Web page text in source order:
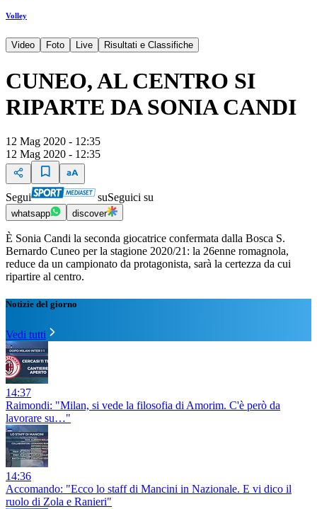
Volley
Video Foto Live Risultati e Classifiche
CUNEO, AL CENTRO SI
RIPARTE DA SONIA CANDI
12 Mag 2020 - 12:35
12 Mag 2020 - 12:35
Segui suSeguici su
whatsapp discover
È Sonia Candi la seconda giocatrice confermata dalla Bosca S.
Bernardo Cuneo per la stagione 2020/21: la 26enne romagnola,
reduce da un campionato da protagonista, sarà la certezza da cui
ripartire al centro.
Notizie del giorno
Vedi tutti
14:37
Raimondi: "Milan, si vede la filosofia di Amorim. C'è però da
lavorare su…"
14:36
Accomando: "Ecco lo staff di Mancini in Nazionale. E vi dico il
ruolo di Zola e Ranieri"